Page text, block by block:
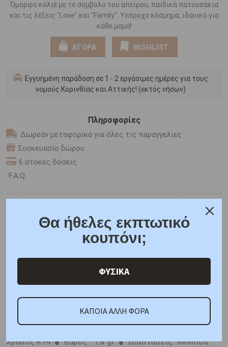
Όμορφο κολιέ με το σύμβολο του απείρου, παιδικά πατουσάκια
και τις λέξεις "Love" και "Family". Υπέροχο κόσμημα, ιδανικό για
κάθε μαμά!
ΑΓΟΡΑ WISHLIST
Εγγυημένη παράδοση σε 1 - 2 εργάσιμες ημέρες για τους
νομούς Κορινθίας και Αττικής! (εκτός νήσων)
Πληροφορίες
Δωρεάν μεταφορικά για όλες τις παραγγελίες
Συσκευασία δώρου
6 άτοκες δόσεις
F.A.Q.
SHARE THE LOVE
Κριτικές
Χρυσός K14
Βάρος : 1,8 gr
Διαστάσεις: Αλυσίδα:
Θα ήθελες εκπτωτικό
κουπόνι;
ΦΥΣΙΚΑ
ΚΑΠΟΙΑ ΑΛΛΗ ΦΟΡΑ